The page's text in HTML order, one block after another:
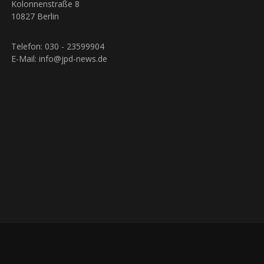
Kolonnenstraße 8
10827 Berlin
Telefon: 030 - 23599904
E-Mail: info@jpd-news.de